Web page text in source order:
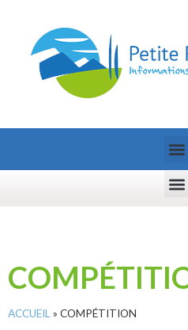
ACCUEIL » COMPÉTITION